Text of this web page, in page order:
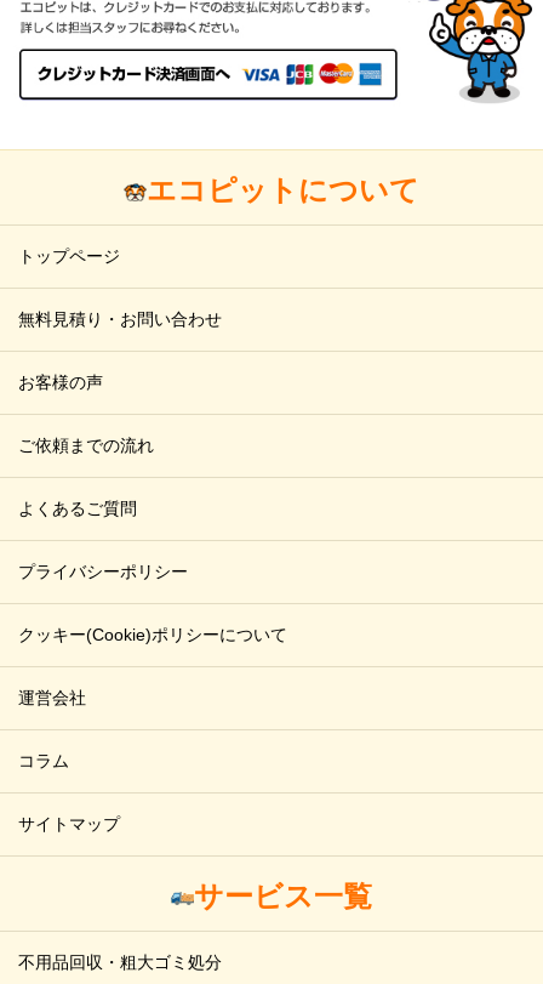
エコピットについて
トップページ
無料見積り・お問い合わせ
お客様の声
ご依頼までの流れ
よくあるご質問
プライバシーポリシー
クッキー(Cookie)ポリシーについて
運営会社
コラム
サイトマップ
サービス一覧
不用品回収・粗大ゴミ処分